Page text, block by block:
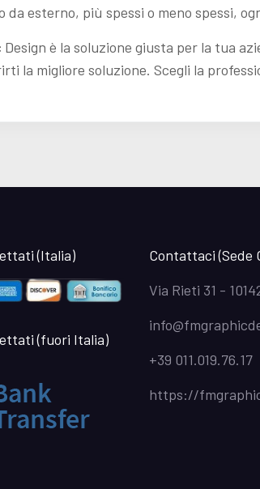
da esterno, più spessi o meno spessi,
Design è la soluzione giusta per la tua
la migliore soluzione. Scegli la
(Italia)
(fuori Italia)
Contattaci (Sede
Via Rieti 31 -
+39 011.019.76.17
https://